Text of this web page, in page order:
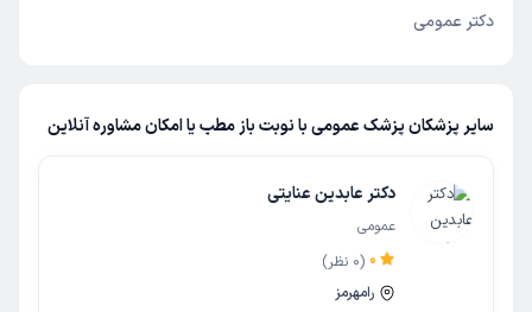
دکتر عمومی
سایر پزشکان پزشک عمومی با نوبت باز مطب یا امکان مشاوره آنلاین
دکتر عابدین عنایتی
عمومی
0
(
0 نظر)
رامهرمز